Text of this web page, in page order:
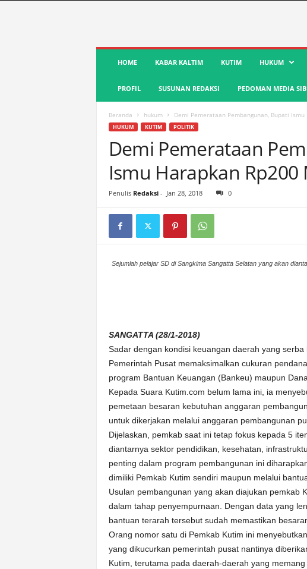
a
HOME KABAR KALTIM KUTIM HUKUM
PROFIL SUSUNAN REDAKSI PEDOMAN MEDIA
Beranda hukum Demi Pemerataan Pembangunan, Bupati
HUKUM KUTIM POLITIK
Demi Pemerataan
Ismu Harapkan Rp200
Penulis Redaksi- Jan 28, 2018 0
Sejumlah pelajar SD di Sangkima Sangatta Selatan yang akan
SANGATTA (28/1-2018)
Sadar dengan kondisi keuangan daerah yang
Pemerintah Pusat memaksimalkan cukuran
program Bantuan Keuangan (Bankeu) maupun
Kepada Suara Kutim.com belum lama ini, ia
pemetaan besaran kebutuhan anggaran
untuk dikerjakan melalui anggaran pembangunan
Dijelaskan, pemkab saat ini tetap fokus kepada 5
diantarnya sektor pendidikan, kesehatan,
penting dalam program pembangunan ini
dimiliki Pemkab Kutim sendiri maupun melalui
Usulan pembangunan yang akan diajukan pemkab
dalam tahap penyempurnaan. Dengan data yang
bantuan terarah tersebut sudah memastikan
Orang nomor satu di Pemkab Kutim ini
yang dikucurkan pemerintah pusat nantinya
Kutim, terutama pada daerah-daerah yang